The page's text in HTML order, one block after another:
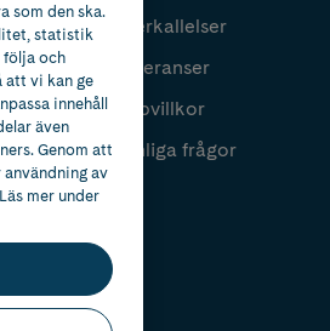
Återkallelser
Leveranser
Köpvillkor
Vanliga frågor
som den ska.
statistik
följa och
att vi kan ge
innehåll
även
Genom att
av
mer under